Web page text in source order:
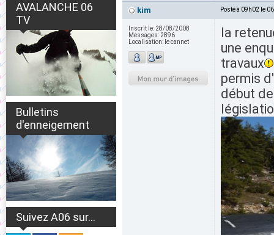
AVALANCHE 06
TV
Bulletins
d'enneigement
Suivez A06 sur...
kim Posté à 09h02 le
Inscrit le: 28/08/2008
Messages: 2896
Localisation: le cannet
la
une
travaux
permis
début